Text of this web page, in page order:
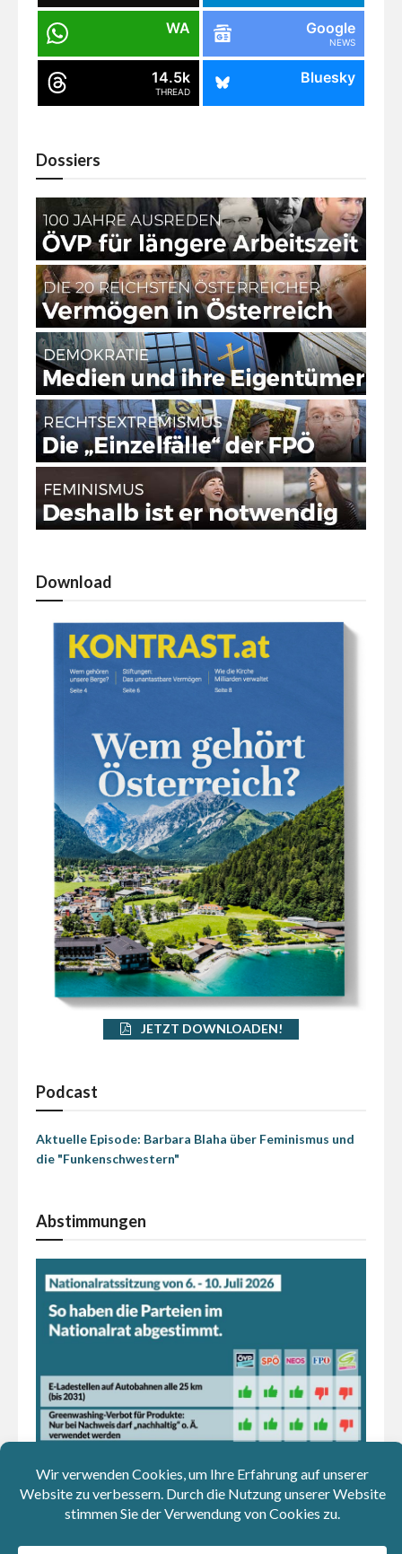
WA Google
NEWS
14.5k
THREAD
Bluesky
Dossiers
Download
JETZT DOWNLOADEN!
Podcast
Aktuelle Episode: Barbara Blaha über Feminismus und
die "Funkenschwestern"
Abstimmungen